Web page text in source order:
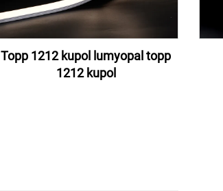
Topp 1212 kupol lumyopal topp
1212 kupol